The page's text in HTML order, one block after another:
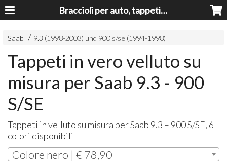
Braccioli per auto, tappeti auto, accessori auto MADE IN ITALY - Armrests, Mittelarmlehnen, Accoundoirs
Saab 9.3 (1998-2003) und 900 s/se (1994-1998)
Tappeti in vero velluto su
misura per Saab 9.3 - 900
S/SE
Tappeti in velluto su misura per Saab 9.3 – 900 S/SE, 6
colori disponibili
Colore nero | € 78,90